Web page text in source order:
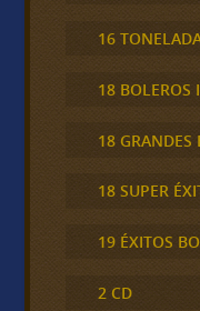
16
18 BOLEROS
18 GRANDES
18 SUPER
19 ÉXITOS
2 CD